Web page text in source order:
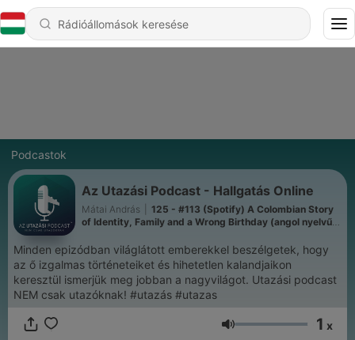
Podcastok
Az Utazási Podcast - Hallgatás Online
Mátai András
125 - #113 (Spotify) A Colombian Story
of Identity, Family and a Wrong Birthday (angol nyelvű
Minden epizódban világlátott emberekkel beszélgetek, hogy
az ő izgalmas történeteiket és hihetetlen kalandjaikon
keresztül ismerjük meg jobban a nagyvilágot. Utazási podcast
NEM csak utazóknak! #utazás #utazas
Hangerő 1 x